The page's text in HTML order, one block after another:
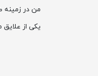
من در زمینه
یکی از